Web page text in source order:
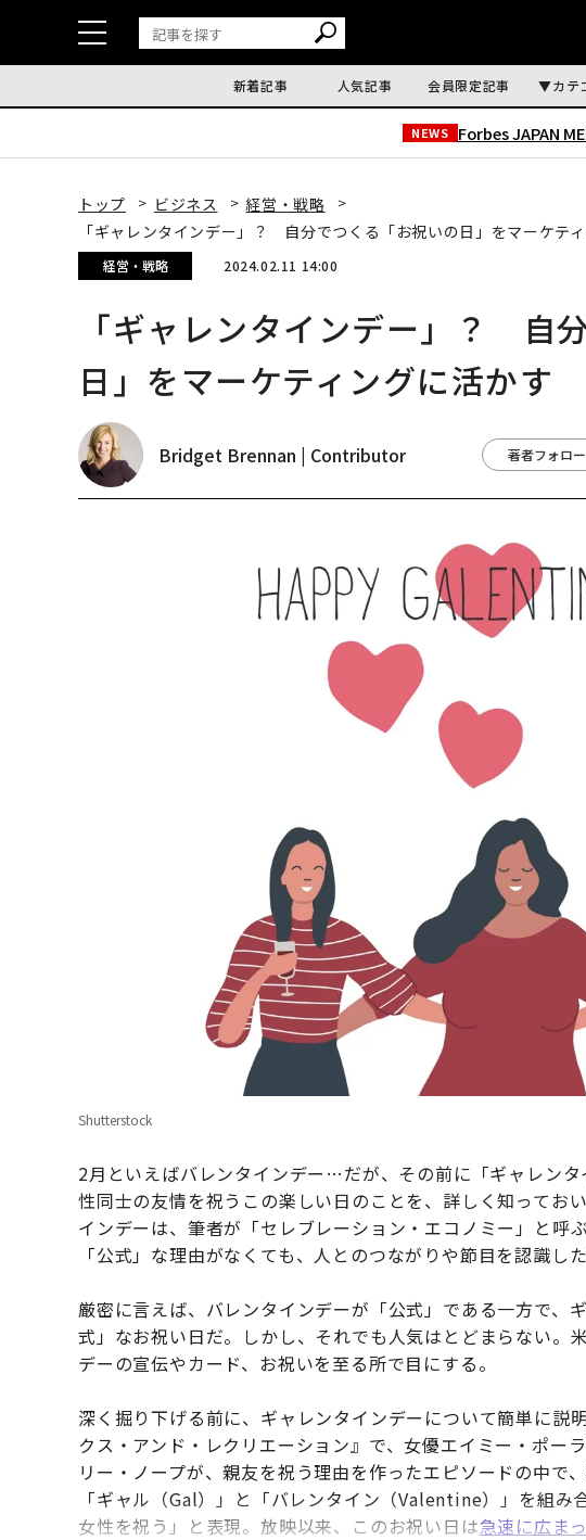
新着記事 人気記事 会員限定記事 カテ
NEWS Forbes JAPAN
トップ ビジネス
経営・戦略
「ギャレンタインデー」？ 自分でつくる「お祝いの日」をマーケテ
経営・戦略 2024.02.11 14:00
「ギャレンタインデー」？ 自
日」をマーケティングに活かす
Bridget Brennan | Contributor 著者フォロー
Shutterstock
2月といえばバレンタインデー…だが、その前に「ギャレン
性同士の友情を祝うこの楽しい日のことを、詳しく知ってお
インデーは、筆者が「セレブレーション・エコノミー」と呼
「公式」な理由がなくても、人とのつながりや節目を認識し
厳密に言えば、バレンタインデーが「公式」である一方で、
式」なお祝い日だ。しかし、それでも人気はとどまらない。
デーの宣伝やカード、お祝いを至る所で目にする。
深く掘り下げる前に、ギャレンタインデーについて簡単に説
クス・アンド・レクリエーション』で、女優エイミー・ポー
リー・ノープが、親友を祝う理由を作ったエピソードの中で
「ギャル（Gal）」と「バレンタイン（Valentine）」を組
女性を祝う」と表現。放映以来、このお祝い日は急速に広まっ